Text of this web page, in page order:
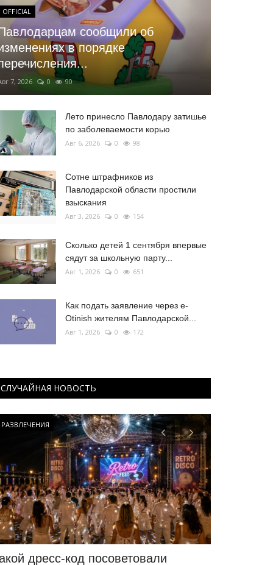
OFFICIAL
сообщили об
в порядке
7, 2026 0 90
Лето принесло Павлодару затишье
по заболеваемости корью
Авг 6, 2026 0 98
Сотне штрафников из
Павлодарской области простили
взыскания
Авг 3, 2026 0 154
Сколько детей 1 сентября впервые
сядут за школьную парту...
Авг 1, 2026 0 651
Как подать заявление через e-
Otinish жителям Павлодарской...
Авг 1, 2026 0 172
СЛУЧАЙНАЯ НОВОСТЬ
РАЗВЛЕЧЕНИЯ
дресс-код посоветовали